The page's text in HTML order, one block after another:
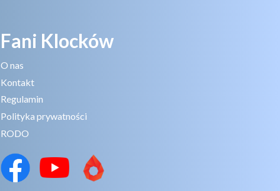
Fani Klocków
O nas
Kontakt
Regulamin
Polityka prywatności
RODO